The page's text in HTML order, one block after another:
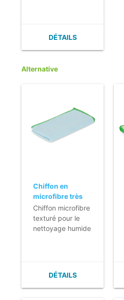
- Jet puissant
réglable.
- Pratique et
- Aussi disponible
DÉTAILS
Alternative
Chiffon en
microfibre très
résistant - 40 x
40 cm - BLEU
Chiffon microfibre
texturé pour le
nettoyage humide
garde-manger.
- Lavable au
moins 600 fois.
DÉTAILS